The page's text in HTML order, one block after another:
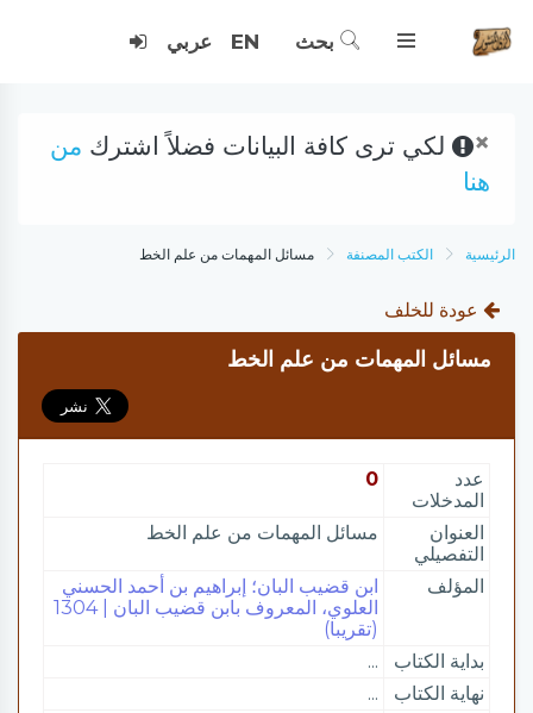
بحث EN عربي
× لكي ترى كافة البيانات فضلاً اشترك من
هنا
الرئيسية الكتب المصنفة مسائل المهمات من علم الخط
عودة للخلف
مسائل المهمات من علم الخط
عدد
المدخلات
0
العنوان
التفصيلي
مسائل المهمات من علم الخط
المؤلف
ابن قضيب البان؛ إبراهيم بن أحمد الحسني
العلوي، المعروف بابن قضيب البان | 1304
(تقريبا)
بداية الكتاب
...
نهاية الكتاب
...